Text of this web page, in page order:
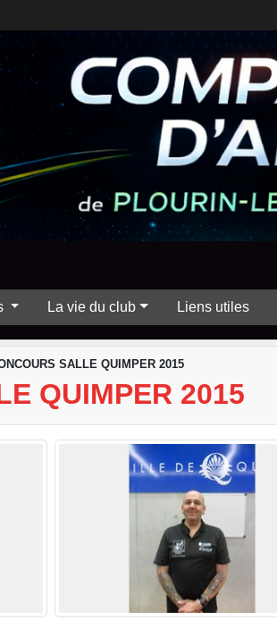
La vie du club Liens utiles
SALLE QUIMPER 2015
QUIMPER 2015